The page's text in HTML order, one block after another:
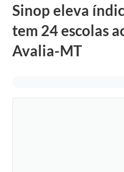
Sinop eleva
tem 24 escolas
Avalia-MT